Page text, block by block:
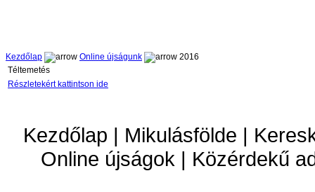
Kezdőlap Online újságunk
2016
Téltemetés
Részletekért kattintson ide
Kezdőlap | Mikulásfölde |
Online újságok | Közérdekű